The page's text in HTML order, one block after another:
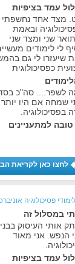
עמד בציפיות
מצד אחד נחשפתי
ובאמת
שני ומצד שני
לי לימודים
שיעזרו לי גם
כפסיכולוגית
לשפר.... סה"כ
שמחה אם היו יותר
בפסיכולוגיה.
למתעניינים
לחצו כאן לקריאת
פסיכולוגיה
במסלול זה
אותי העיסוק בבני
הנפש. אני מאוד
עמד בציפיות